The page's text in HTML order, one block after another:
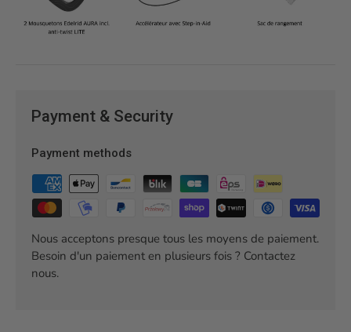
Payment & Security
Payment methods
Nous acceptons presque tous les moyens de paiement.
Besoin d'un paiement en plusieurs fois ? Contactez
nous.